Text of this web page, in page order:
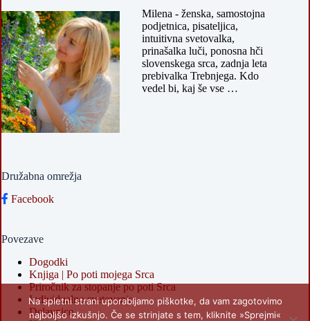
Milena - ženska, samostojna
podjetnica, pisateljica,
intuitivna svetovalka,
prinašalka luči, ponosna hči
slovenskega srca, zadnja leta
prebivalka Trebnjega. Kdo
vedel bi, kaj še vse …
Družabna omrežja
Facebook
Povezave
Dogodki
Knjiga | Po poti mojega Srca
Priročnik za stopanje po poti Srca
Individualno svetovanje
Delavnice
Na spletni strani uporabljamo piškotke, da vam zagotovimo
najboljšo izkušnjo. Če se strinjate s tem, kliknite »Sprejmi«